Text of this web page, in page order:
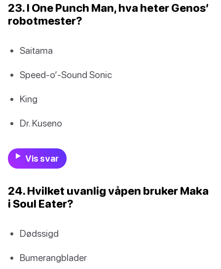
23. I One Punch Man, hva heter Genos’
robotmester?
Saitama
Speed-o’-Sound Sonic
King
Dr. Kuseno
Vis svar
24. Hvilket uvanlig våpen bruker Maka
i Soul Eater?
Dødssigd
Bumerangblader